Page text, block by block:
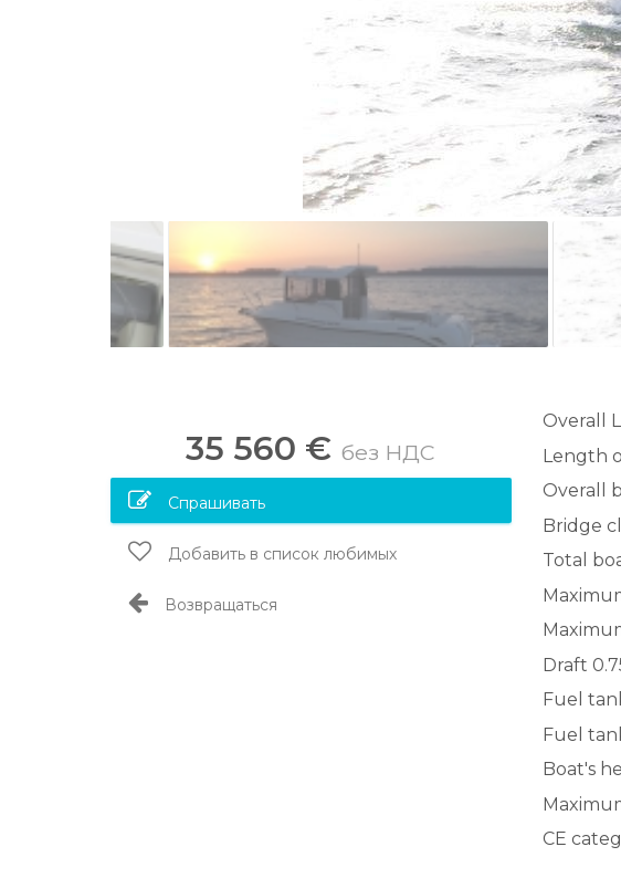
35 560 € без НДС
Спрашивать
Добавить в список любимых
Возвращаться
Overall
Length
Overall
Bridge
Total
Draft
Fuel
Fuel
Boat's
CE